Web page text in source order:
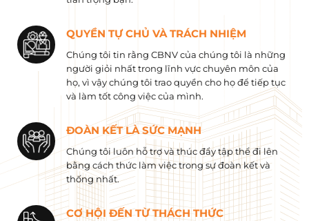
QUYỀN TỰ CHỦ VÀ TRÁCH NHIỆM
Chúng tôi tin rằng CBNV của chúng tôi là những
người giỏi nhất trong lĩnh vực chuyên môn của
họ, vì vậy chúng tôi trao quyền cho họ để tiếp tục
và làm tốt công việc của mình.
ĐOÀN KẾT LÀ SỨC MẠNH
Chúng tôi luôn hỗ trợ và thúc đẩy tập thể đi lên
bằng cách thức làm việc trong sự đoàn kết và
thống nhất.
CƠ HỘI ĐẾN TỪ THÁCH THỨC